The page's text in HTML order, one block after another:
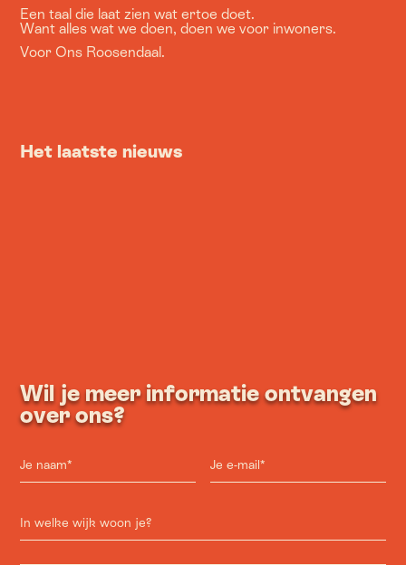
Een taal die laat zien wat ertoe doet.
Want alles wat we doen, doen we voor inwoners.
Voor Ons Roosendaal.
Het laatste nieuws
Wil je meer informatie ontvangen
over ons?